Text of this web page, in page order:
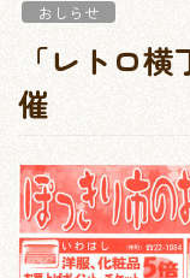
おしらせ
「レトロ
催